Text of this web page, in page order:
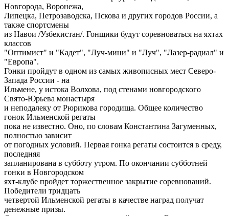
Новгорода, Воронежа,
Липецка, Петрозаводска, Пскова и других городов России, а
также спортсмены
из Навои /Узбекистан/. Гонщики будут соревноваться на яхтах
классов
"Оптимист" и "Кадет", "Луч-мини" и "Луч", "Лазер-радиал" и
"Европа".
Гонки пройдут в одном из самых живописных мест Северо-
Запада России - на
Ильмене, у истока Волхова, под стенами новгородского
Свято-Юрьева монастыря
и неподалеку от Рюрикова городища. Общее количество
гонок Ильменской регаты
пока не известно. Оно, по словам Константина Загуменных,
полностью зависит
от погодных условий. Первая гонка регаты состоится в среду,
последняя
запланирована в субботу утром. По окончании субботней
гонки в Новгородском
яхт-клубе пройдет торжественное закрытие соревнований.
Победители тридцать
четвертой Ильменской регаты в качестве наград получат
денежные призы.